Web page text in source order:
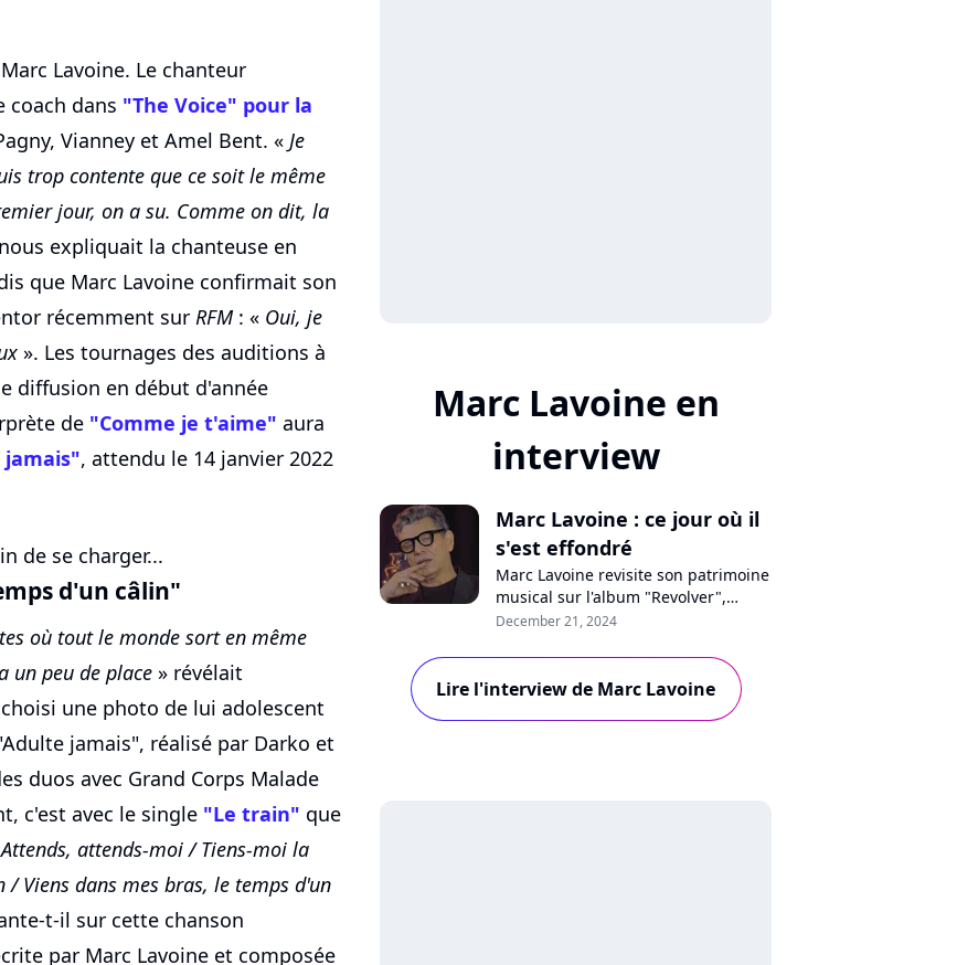
Lavoine. Le chanteur
coach dans "The Voice" pour la
Vianney et Amel Bent. « Je
trop contente que ce soit le même
jour, on a su. Comme on dit, la
expliquait la chanteuse en
que Marc Lavoine confirmait son
récemment sur RFM : « Oui, je
». Les tournages des auditions à
diffusion en début d'année
de "Comme je t'aime" aura
, attendu le 14 janvier 2022
de se charger...
d'un câlin"
où tout le monde sort en même
un peu de place » révélait
une photo de lui adolescent
jamais", réalisé par Darko et
duos avec Grand Corps Malade
c'est avec le single "Le train" que
Attends, attends-moi / Tiens-moi la
Viens dans mes bras, le temps d'un
t-il sur cette chanson
par Marc Lavoine et composée
Marc Lavoine en
interview
Marc Lavoine : ce jour où il
s'est effondré
Marc Lavoine revisite son patrimoine
musical sur l'album "Revolver",
enregistré en partie en Bulgarie. Un
chanteur, comme il le raconte dans
un nouveau format interview "En
December 21, 2024
Lire l'interview de Marc Lavoine